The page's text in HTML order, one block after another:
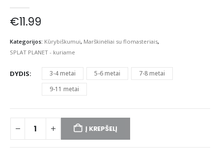
€11.99
Kategorijos: Kūrybiškumui, Marškinėliai su flomasteriais,
SPLAT PLANET - kuriame
DYDIS 3-4 metai 5-6 metai
7-8 metai
9-11 metai
Į KREPŠELĮ